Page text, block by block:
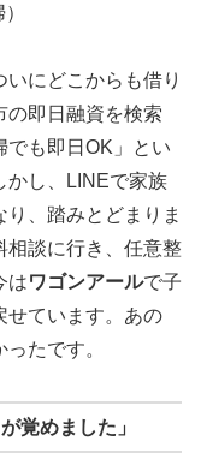
にどこからも借り
の即日融資を検索
でも即日OK」とい
かし、LINEで家族
、踏みとどまりま
相談に行き、任意整
はワゴンアールで子
せています。あの
たです。
覚めました」